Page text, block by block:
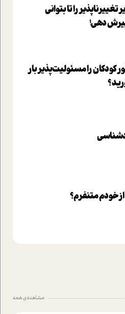
تغييرناپذير را تا بتواني
دهي!‏
کودکان را مسئولیت‌پذیر بار
خودم متنفرم؟
مشاهده ی همه